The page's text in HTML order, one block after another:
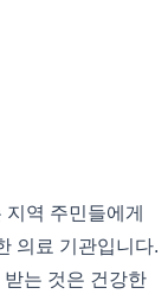
역 주민들에게
의료 기관입니다.
는 것은 건강한